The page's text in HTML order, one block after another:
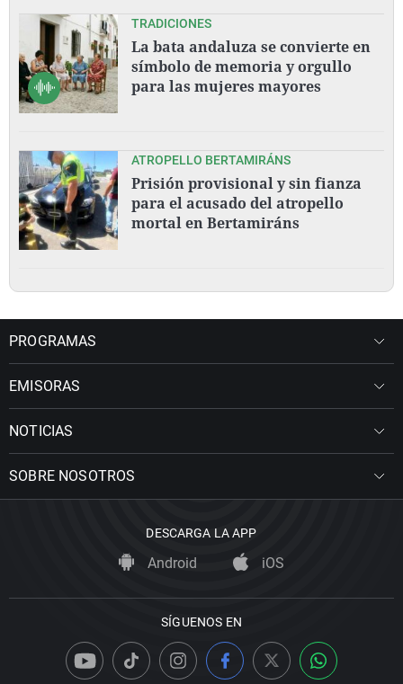
TRADICIONES
La bata andaluza se convierte en
símbolo de memoria y orgullo
para las mujeres mayores
ATROPELLO BERTAMIRÁNS
Prisión provisional y sin fianza
para el acusado del atropello
mortal en Bertamiráns
PROGRAMAS
EMISORAS
NOTICIAS
SOBRE NOSOTROS
DESCARGA LA APP
Android iOS
SÍGUENOS EN